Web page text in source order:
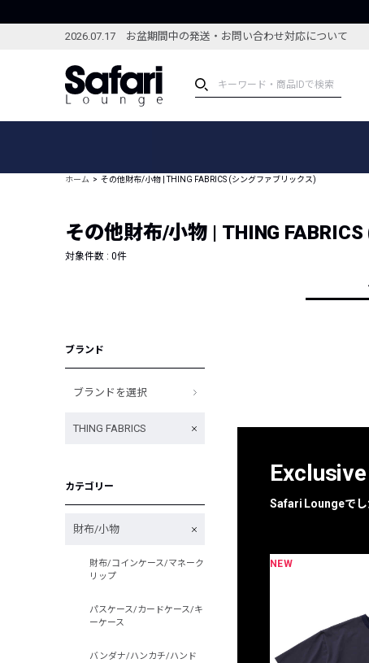
2026.07.17 お盆期間中の発送・お問い合わせ対応について
ブランドから探す
新着アイテム
編集部のおすすめアイテム
特集記事
コーディネート
ホーム その他財布/小物 | THING FABRICS (シングファブリックス)
その他財布/小物 | THING
対象件数 : 0件
ブランド
ブランドを選択
THING FABRICS
カテゴリー
財布/小物
財布/コインケース/マネーク
リップ
パスケース/カードケース/キ
ーケース
バンダナ/ハンカチ/ハンド
Safari Loungeでし
限定 NEW